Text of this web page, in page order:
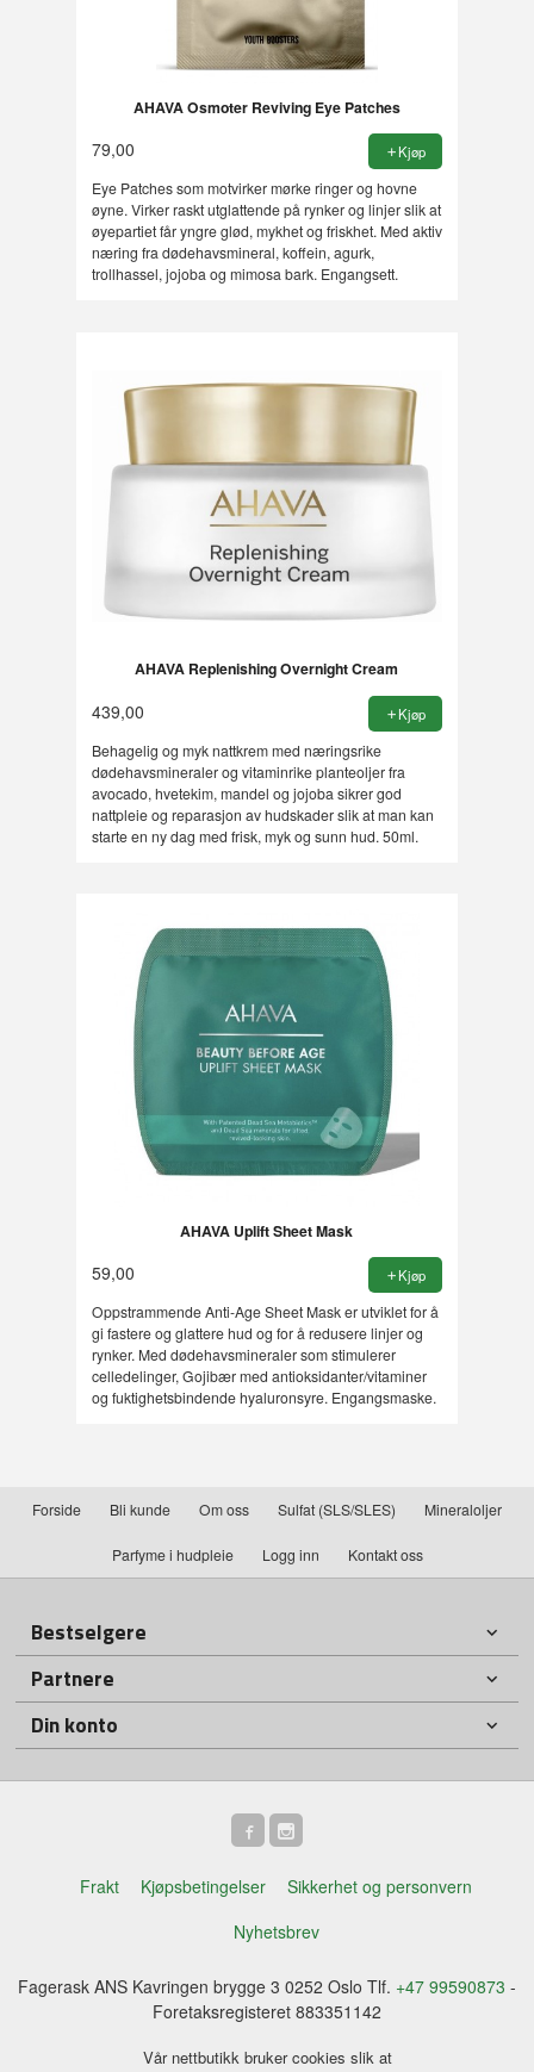
AHAVA Osmoter Reviving Eye Patches
79,00 Kjøp
Eye Patches som motvirker mørke ringer og hovne
øyne. Virker raskt utglattende på rynker og linjer slik at
øyepartiet får yngre glød, mykhet og friskhet. Med aktiv
næring fra dødehavsmineral, koffein, agurk,
trollhassel, jojoba og mimosa bark. Engangsett.
AHAVA Replenishing Overnight Cream
439,00 Kjøp
Behagelig og myk nattkrem med næringsrike
dødehavsmineraler og vitaminrike planteoljer fra
avocado, hvetekim, mandel og jojoba sikrer god
nattpleie og reparasjon av hudskader slik at man kan
starte en ny dag med frisk, myk og sunn hud. 50ml.
AHAVA Uplift Sheet Mask
59,00 Kjøp
Oppstrammende Anti-Age Sheet Mask er utviklet for å
gi fastere og glattere hud og for å redusere linjer og
rynker. Med dødehavsmineraler som stimulerer
celledelinger, Gojibær med antioksidanter/vitaminer
og fuktighetsbindende hyaluronsyre. Engangsmaske.
Forside Bli kunde Om oss Sulfat (SLS/SLES) Mineraloljer
Parfyme i hudpleie Logg inn Kontakt oss
Bestselgere
Partnere
Din konto
Frakt Kjøpsbetingelser
Sikkerhet og personvern
Nyhetsbrev
Fagerask ANS Kavringen brygge 3 0252 Oslo Tlf. +47 99590873 -
Foretaksregisteret 883351142
Vår nettbutikk bruker cookies slik at